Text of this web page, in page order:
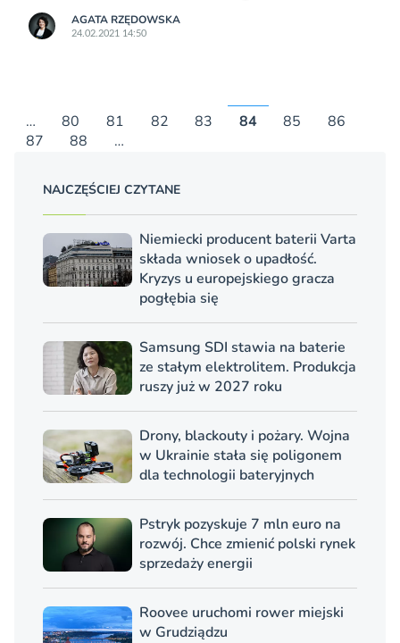
AGATA RZĘDOWSKA
24.02.2021 14:50
… 80 81 82 83 84 85
86
87
88 …
NAJCZĘŚCIEJ CZYTANE
Niemiecki producent baterii Varta
składa wniosek o upadłość.
Kryzys u europejskiego gracza
pogłębia się
Samsung SDI stawia na baterie
ze stałym elektrolitem. Produkcja
ruszy już w 2027 roku
Drony, blackouty i pożary. Wojna
w Ukrainie stała się poligonem
dla technologii bateryjnych
Pstryk pozyskuje 7 mln euro na
rozwój. Chce zmienić polski rynek
sprzedaży energii
Roovee uruchomi rower miejski
w Grudziądzu